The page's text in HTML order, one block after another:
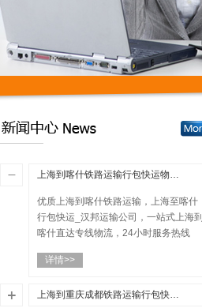
上海到喀什铁路运输行包快运物流公司（微观、社会、企业、国际、区域物流）
优质上海到喀什铁路运输，上海至喀什
行包快运_汉邦运输公司，一站式上海到
喀什直达专线物流，24小时服务热线
详情>>
上海到重庆成都铁路运输行包快运48小时达500元/吨（成渝重庆到万象班列今日开行）